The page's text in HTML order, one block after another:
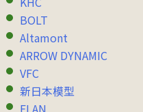
BOLT
Altamont
ARROW DYNAMIC
VFC
新日本模型